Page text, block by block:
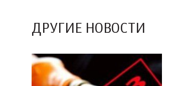
ДРУГИЕ НОВОСТИ